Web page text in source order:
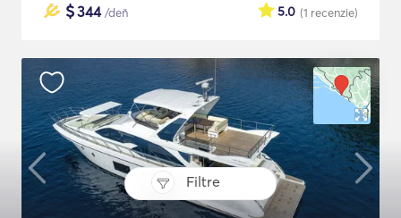
Filtre
$344/deň (1 recenzie)
5.0